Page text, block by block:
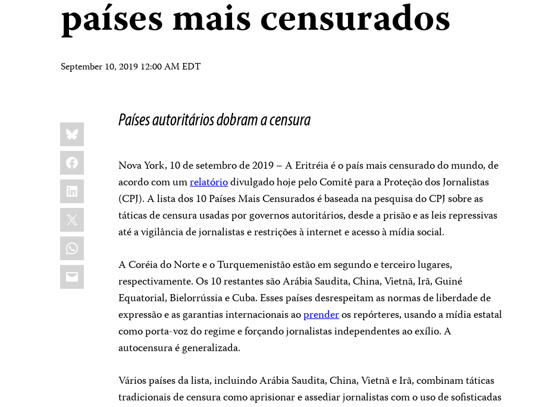
países mais censurados
September 10, 2019 12:00 AM EDT
Share
this:
Bluesky
Facebook
LinkedIn
X
WhatsApp
Email
Países autoritários dobram a censura
Nova York, 10 de setembro de 2019 – A Eritréia é o país mais censurado do mundo, de
acordo com umrelatóriodivulgado hoje pelo Comitê para a Proteção dos Jornalistas
(CPJ). A lista dos 10 Países Mais Censurados é baseada na pesquisa do CPJ sobre as
táticas de censura usadas por governos autoritários, desde a prisão e as leis repressivas
até a vigilância de jornalistas e restrições à internet e acesso à mídia social.
A Coréia do Norte e o Turquemenistão estão em segundo e terceiro lugares,
respectivamente. Os 10 restantes são Arábia Saudita, China, Vietnã, Irã, Guiné
Equatorial, Bielorrússia e Cuba. Esses países desrespeitam as normas de liberdade de
expressão e as garantias internacionais aoprenderos repórteres, usando a mídia estatal
como porta-voz do regime e forçando jornalistas independentes ao exílio. A
autocensura é generalizada.
Vários países da lista, incluindo Arábia Saudita, China, Vietnã e Irã, combinam táticas
tradicionais de censura como aprisionar e assediar jornalistas com o uso de sofisticadas